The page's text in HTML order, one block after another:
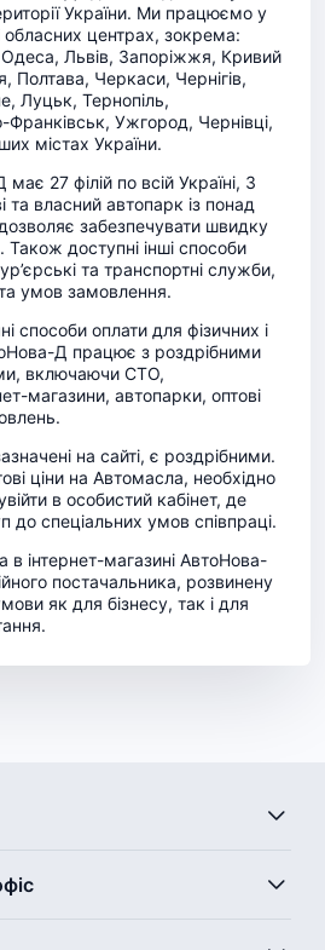
України. Ми працюємо у
обласних центрах, зокрема:
Одеса, Львів, Запоріжжя, Кривий
Полтава, Черкаси, Чернігів,
Луцьк, Тернопіль,
Ужгород, Чернівці,
містах України.
27 філій по всій Україні, 3
та власний автопарк із понад
забезпечувати швидку
доступні інші способи
та транспортні служби,
умов замовлення.
способи оплати для фізичних і
Д працює з роздрібними
включаючи СТО,
магазини, автопарки, оптові
на сайті, є роздрібними.
ціни на Автомасла, необхідно
в особистий кабінет, де
до спеціальних умов співпраці.
інтернет-магазині АвтоНова-
постачальника, розвинену
як для бізнесу, так і для